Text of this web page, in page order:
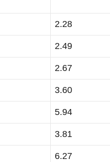
2.28
2.49
2.67
3.60
5.94
3.81
6.27